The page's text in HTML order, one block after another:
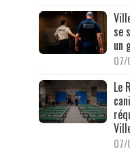
se
un
07/
Le
07/